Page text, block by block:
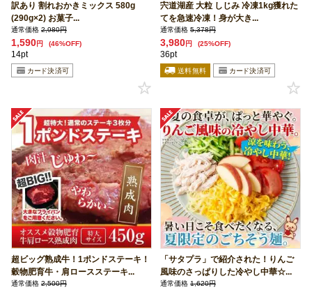
訳あり 割れおかきミックス 580g
(290g×2) お菓子...
通常価格 2,980円
1,590円 (46%OFF)
14pt
宍道湖産 大粒 しじみ 冷凍1kg獲れた
てを急速冷凍！身が大き...
通常価格 5,378円
3,980円 (25%OFF)
36pt
超ビッグ熟成牛！1ポンドステーキ！
穀物肥育牛・肩ロースステーキ...
通常価格 2,500円
「サタプラ」で紹介された！りんご
風味のさっぱりした冷やし中華☆...
通常価格 1,620円